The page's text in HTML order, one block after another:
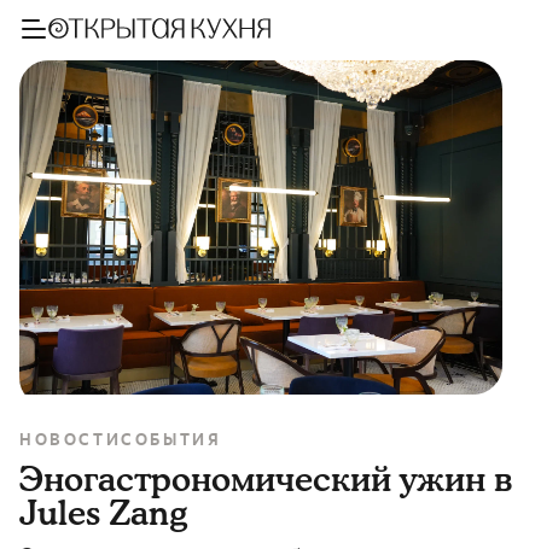
НОВОСТИСОБЫТИЯ
Эногастрономический ужин в
Jules Zang